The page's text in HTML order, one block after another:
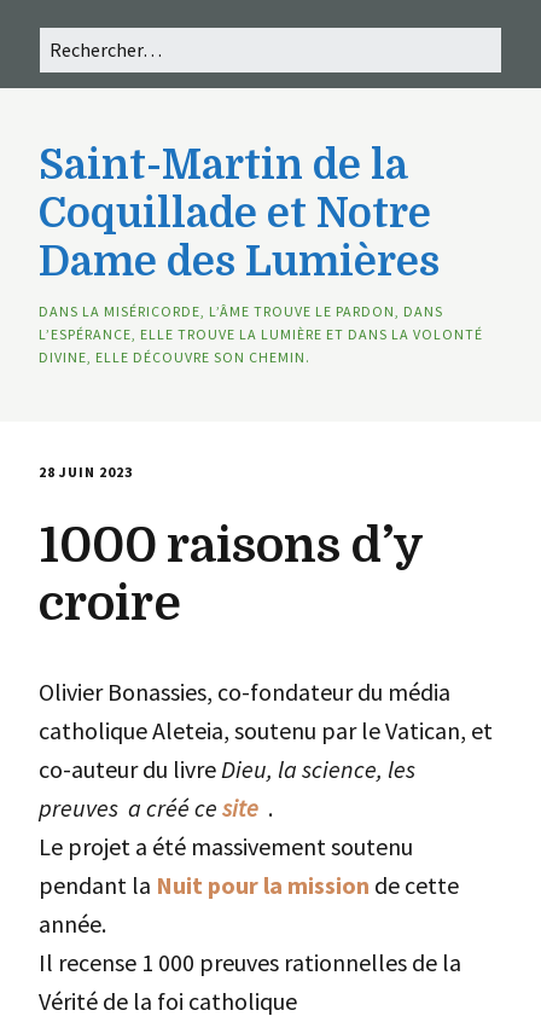
Saint-Martin de la
Coquillade et Notre
Dame des Lumières
DANS LA MISÉRICORDE, L’ÂME TROUVE LE PARDON, DANS
L’ESPÉRANCE, ELLE TROUVE LA LUMIÈRE ET DANS LA VOLONTÉ
DIVINE, ELLE DÉCOUVRE SON CHEMIN.
28 JUIN 2023
1000 raisons d’y
croire
Olivier Bonassies, co-fondateur du média
catholique Aleteia, soutenu par le Vatican, et
co-auteur du livre Dieu, la science, les
preuves a créé ce site .
Le projet a été massivement soutenu
pendant la Nuit pour la mission de cette
année.
Il recense 1 000 preuves rationnelles de la
Vérité de la foi catholique